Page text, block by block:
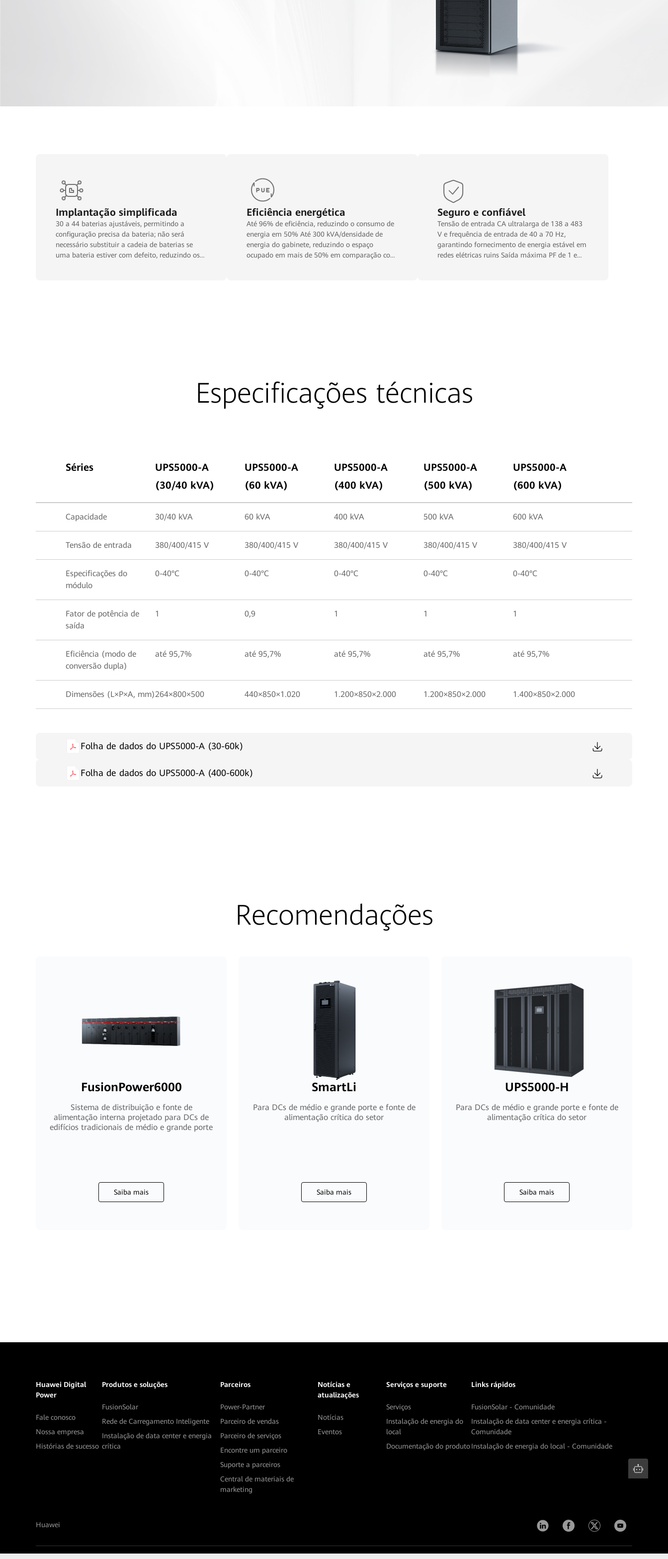
Implantação simplificada
30 a 44 baterias ajustáveis, permitindo a
configuração precisa da bateria; não será
necessário substituir a cadeia de baterias se
uma bateria estiver com defeito, reduzindo os
Eficiência energética
Até 96% de eficiência, reduzindo o consumo de
energia em 50% Até 300 kVA/densidade de
energia do gabinete, reduzindo o espaço
ocupado em mais de 50% em comparação com
Seguro e confiável
Tensão de entrada CA ultralarga de 138 a 483
V e frequência de entrada de 40 a 70 Hz,
garantindo fornecimento de energia estável em
redes elétricas ruins Saída máxima PF de 1 e
Especificações técnicas
Séries
UPS5000-A
(30/40 kVA)
UPS5000-A
(60 kVA)
UPS5000-A
(400 kVA)
UPS5000-A
(500 kVA)
UPS5000-A
(600 kVA)
Capacidade 30/40 kVA 60 kVA 400 kVA 500 kVA 600 kVA
Tensão de entrada 380/400/415 V 380/400/415 V 380/400/415 V 380/400/415 V 380/400/415 V
Especificações do
módulo
0-40°C 0-40°C 0-40°C 0-40°C 0-40°C
Fator de potência de
saída
1 0,9 1 1 1
Eficiência (modo de
conversão dupla)
até 95,7% até 95,7% até 95,7% até 95,7% até 95,7%
Dimensões (L×P×A, mm)264×800×500 440×850×1.020 1.200×850×2.000 1.200×850×2.000 1.400×850×2.000
Folha de dados do UPS5000-A (30-60k)
Folha de dados do UPS5000-A (400-600k)
Recomendações
FusionPower6000
Sistema de distribuição e fonte de
alimentação interna projetado para DCs de
edifícios tradicionais de médio e grande porte
Saiba mais
SmartLi
Para DCs de médio e grande porte e fonte de
alimentação crítica do setor
Saiba mais
UPS5000-H
Para DCs de médio e grande porte e fonte de
alimentação crítica do setor
Saiba mais
Huawei Digital
Power
Fale conosco
Nossa empresa
Histórias de sucesso
Produtos e soluções
FusionSolar
Rede de Carregamento Inteligente
Instalação de data center e energia
crítica
Parceiros
Power-Partner
Parceiro de vendas
Parceiro de serviços
Encontre um parceiro
Suporte a parceiros
Central de materiais de
marketing
Notícias e
atualizações
Notícias
Eventos
Serviços e suporte
Serviços
Instalação de energia do
local
Documentação do produto
Links rápidos
FusionSolar - Comunidade
Instalação de data center e energia crítica -
Comunidade
Instalação de energia do local - Comunidade
Huawei